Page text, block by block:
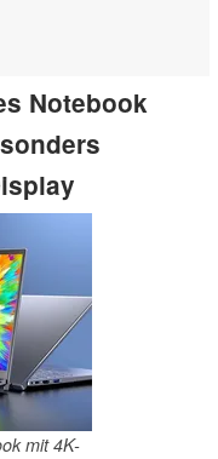
Notebook
mit 4K-